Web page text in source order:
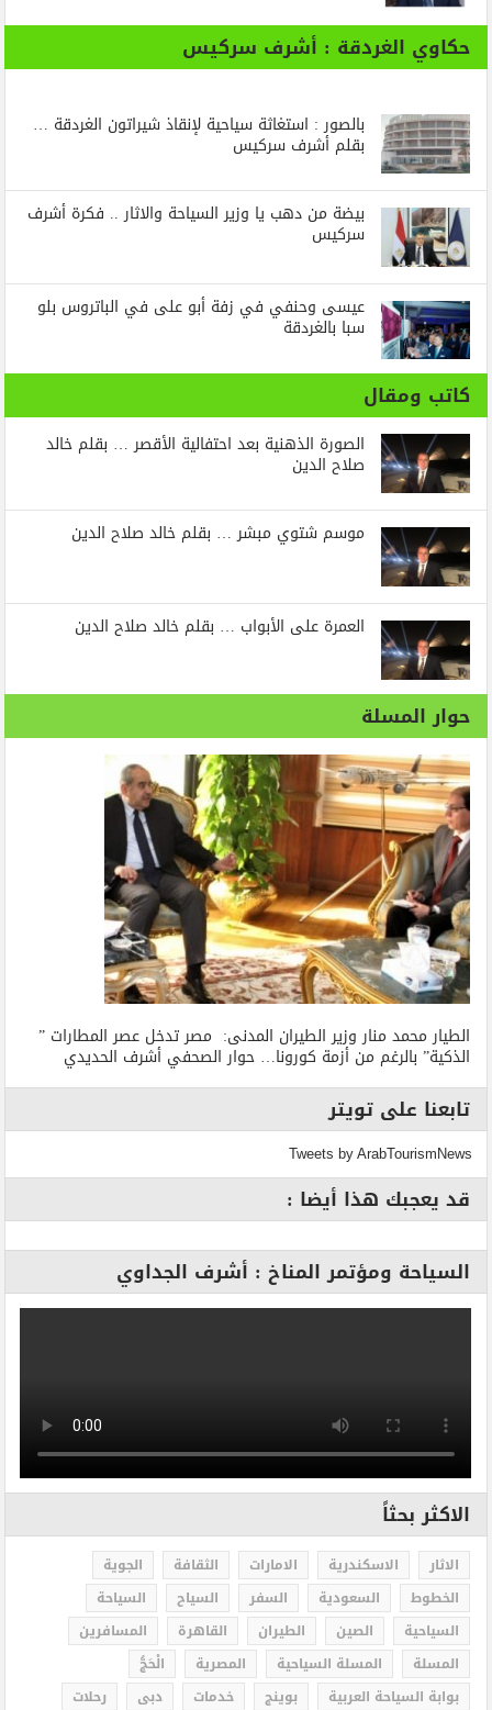
حكاوي الغردقة : أشرف سركيس
بالصور : استغاثة سياحية لإنقاذ شيراتون الغردقة …
بقلم أشرف سركيس
بيضة من دهب يا وزير السياحة والاثار .. فكرة أشرف
سركيس
عيسى وحنفي في زفة أبو على في الباتروس بلو
سبا بالغردقة
كاتب ومقال
الصورة الذهنية بعد احتفالية الأقصر … بقلم خالد
صلاح الدين
موسم شتوي مبشر … بقلم خالد صلاح الدين
العمرة على الأبواب … بقلم خالد صلاح الدين
حوار المسلة
الطيار محمد منار وزير الطيران المدنى: مصر تدخل عصر المطارات ”
الذكية” بالرغم من أزمة كورونا… حوار الصحفي أشرف الحديدي
تابعنا على تويتر
Tweets by ArabTourismNews
قد يعجبك هذا أيضا :
السياحة ومؤتمر المناخ : أشرف الجداوي
الاكثر بحثاً
الاثار الاسكندرية الامارات الثقافة
الجوية
الخطوط
السعودية السفر السياح
السياحة
السياحية
الصين الطيران القاهرة
المسافرين
المسلة
المسلة السياحية المصرية
الْحَجُّ
بوابة السياحة العربية
بوينج خدمات دبى
رحلات